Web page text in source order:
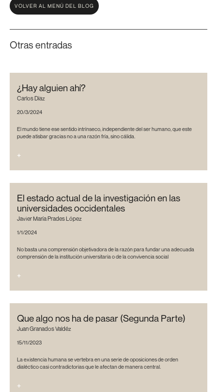
VOLVER AL MENÚ DEL BLOG
Otras entradas
¿Hay alguien ahí?
Carlos Díaz
20/3/2024
El mundo tiene ese sentido intrínseco, independiente del ser humano, que este
puede atisbar gracias no a una razón fría, sino cálida.
+
El estado actual de la investigación en las
universidades occidentales
Javier María Prades López
1/1/2024
No basta una comprensión objetivadora de la razón para fundar una adecuada
comprensión de la institución universitaria o de la convivencia social
+
Que algo nos ha de pasar (Segunda Parte)
Juan Granados Valdéz
15/11/2023
La existencia humana se vertebra en una serie de oposiciones de orden
dialéctico casi contradictorias que le afectan de manera central.
+